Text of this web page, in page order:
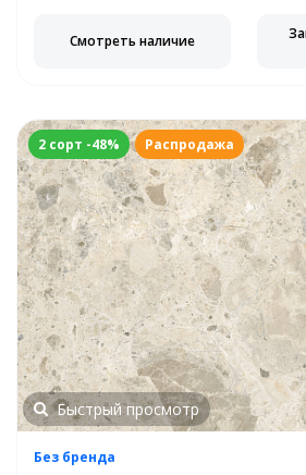
Смотреть наличие
2 сорт -48% Распродажа
Быстрый просмотр
Без бренда